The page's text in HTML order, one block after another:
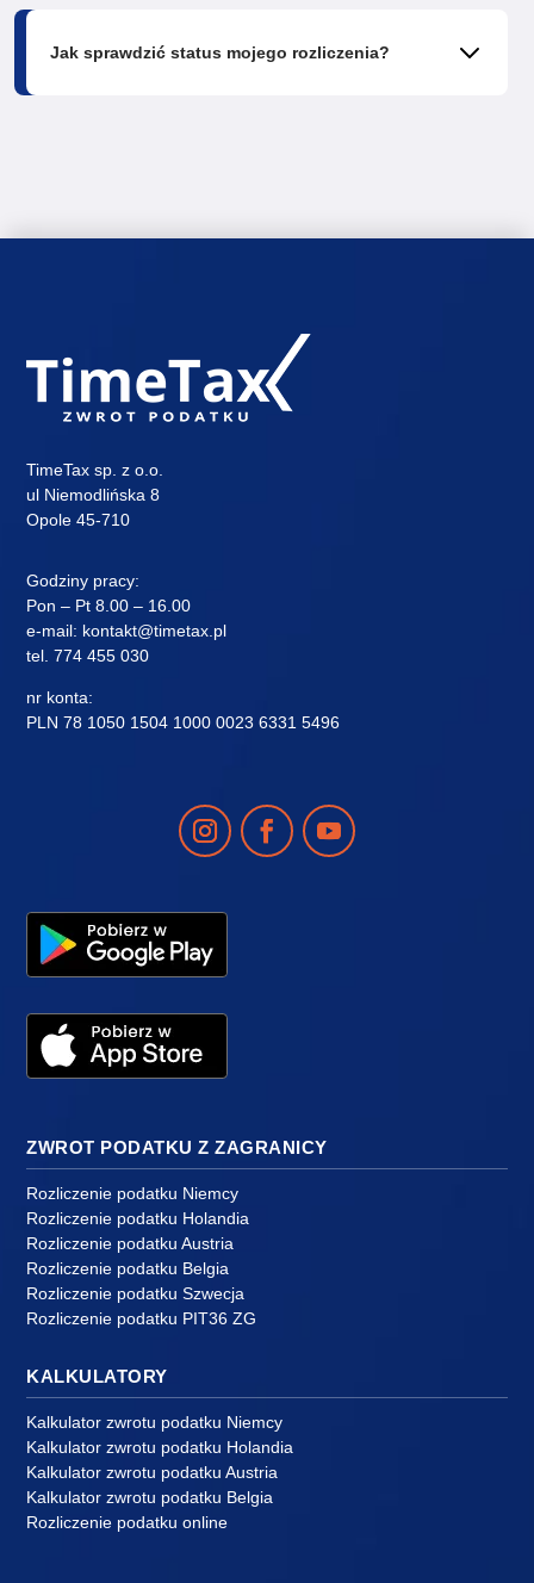
Jak sprawdzić status mojego rozliczenia?
TimeTax sp. z o.o.
ul Niemodlińska 8
Opole 45-710
Godziny pracy:
Pon – Pt 8.00 – 16.00
e-mail: kontakt@timetax.pl
tel.774 455 030
nr konta:
PLN 78 1050 1504 1000 0023 6331 5496
ZWROT PODATKU Z ZAGRANICY
Rozliczenie podatku Niemcy
Rozliczenie podatku Holandia
Rozliczenie podatku Austria
Rozliczenie podatku Belgia
Rozliczenie podatku Szwecja
Rozliczenie podatku PIT36 ZG
KALKULATORY
Kalkulator zwrotu podatku Niemcy
Kalkulator zwrotu podatku Holandia
Kalkulator zwrotu podatku Austria
Kalkulator zwrotu podatku Belgia
Rozliczenie podatku online